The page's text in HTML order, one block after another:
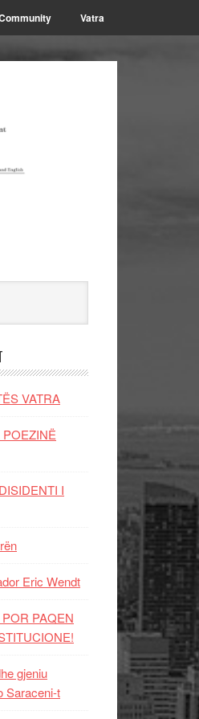
Vatra
VATRA
I
Eric Wendt
PAQEN
gjeniu
Saraceni-t